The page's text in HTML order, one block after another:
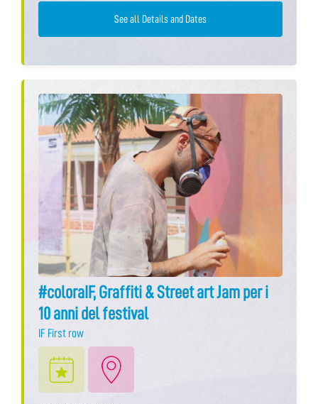
See all Details and Dates
#coloraIF, Graffiti & Street art Jam per i
10 anni del festival
IF First row